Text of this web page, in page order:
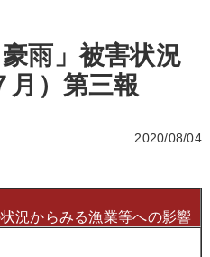
豪雨」被害状況
月）第三報
2020/08/04
況からみる漁業等への影響